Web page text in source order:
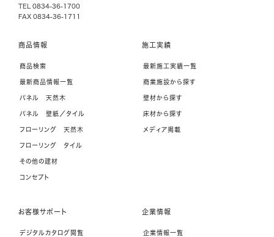
TEL 0834-36-1700
FAX 0834-36-1711
商品情報
商品検索
最新商品情報一覧
パネル 天然木
パネル 壁紙／タイル
フローリング 天然木
フローリング タイル
その他の建材
コンセプト
施工実績
最新施工実績一覧
商業施設から探す
壁材から探す
床材から探す
メディア掲載
お客様サポート
デジタルカタログ閲覧
企業情報
企業情報一覧